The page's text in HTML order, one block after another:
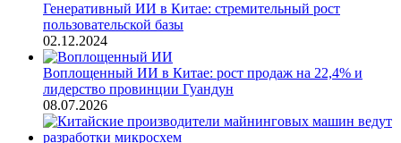
Генеративный ИИ в Китае: стремительный рост
пользовательской базы
02.12.2024
Воплощенный ИИ в Китае: рост продаж на 22,4% и
лидерство провинции Гуандун
08.07.2026